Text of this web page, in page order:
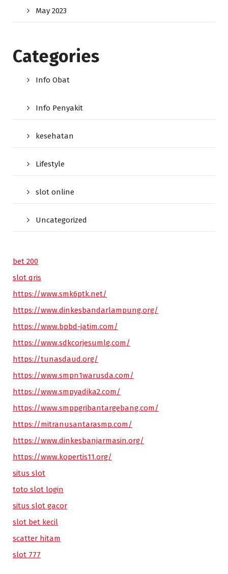
May 2023
Categories
Info Obat
Info Penyakit
kesehatan
Lifestyle
slot online
Uncategorized
bet 200
slot qris
https://www.smk6ptk.net/
https://www.dinkesbandarlampung.org/
https://www.bpbd-jatim.com/
https://www.sdkcorjesumlg.com/
https://tunasdaud.org/
https://www.smpn1warusda.com/
https://www.smpyadika2.com/
https://www.smppgribantargebang.com/
https://mitranusantarasmp.com/
https://www.dinkesbanjarmasin.org/
https://www.kopertis11.org/
situs slot
toto slot login
situs slot gacor
slot bet kecil
scatter hitam
slot 777